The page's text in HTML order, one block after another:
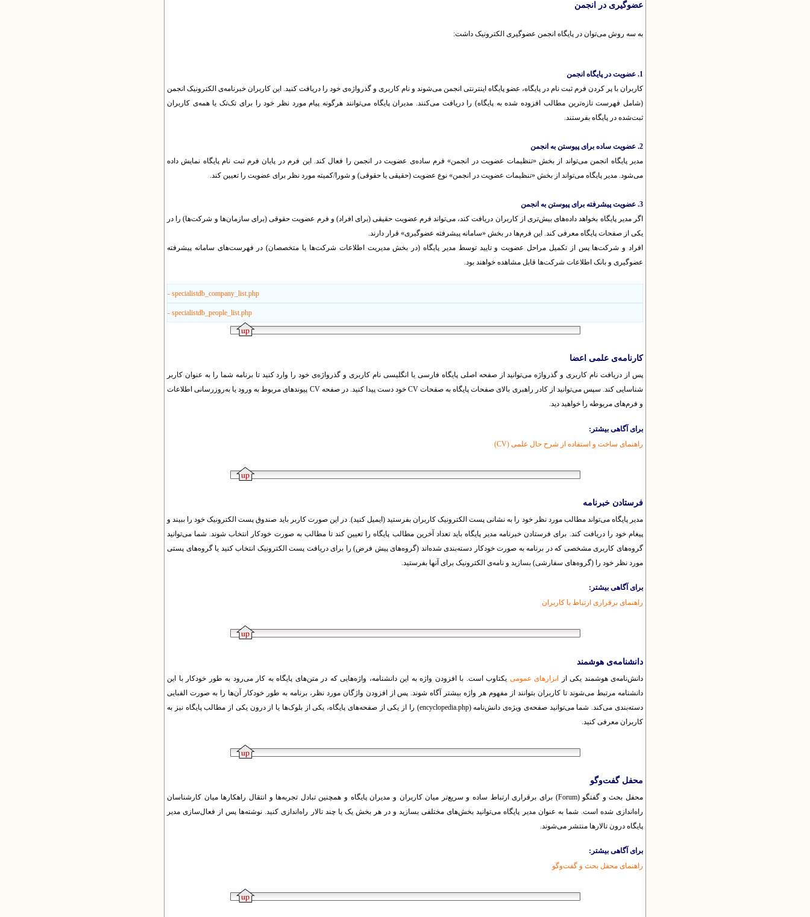
عضوگیری در انجمن
به سه روش می‌توان در پایگاه انجمن عضوگیری الکترونیک داشت:
1. عضویت در پایگاه انجمن
کاربران با پر کردن فرم ثبت نام در پایگاه، عضو پایگاه اینترنتی انجمن می‌شوند و نام کاربری و گذرواژه‌ی خود را دریافت کنید. این کاربران خبرنامه‌ی الکترونیک انجمن
(شامل فهرست تازه‌ترین مطالب افزوده شده به پایگاه) را دریافت می‌کنند. مدیران پایگاه می‌توانند هرگونه پیام مورد نظر خود را برای تک‌تک یا همه‌ی کاربران
ثبت‌شده در پایگاه بفرستند.
2. عضویت ساده برای پیوستن به انجمن
مدیر پایگاه انجمن می‌تواند از بخش «تنظیمات عضویت در انجمن» فرم ساده‌ی عضویت در انجمن را فعال کند. این فرم در پایان فرم ثبت نام پایگاه نمایش داده
می‌شود. مدیر پایگاه می‌تواند از بخش «تنظیمات عضویت در انجمن» نوع عضویت (حقیقی یا حقوقی) و شورا/کمیته مورد نظر براى عضویت را تعیین کند.
3. عضویت پیشرفته برای پیوستن به انجمن
اگر مدیر پایگاه بخواهد داده‌های بیش‌تری از کاربران دریافت کند، می‌تواند فرم عضویت حقیقی (برای افراد) و فرم عضویت حقوقی (برای سازمان‌ها و شرکت‌ها) را در
یکی از صفحات پایگاه معرفی کند. این فرم‌ها در بخش «سامانه پیشرفته عضوگیری» قرار دارند.
افراد و شرکت‌ها پس از تکمیل مراحل عضویت و تایید توسط مدیر پایگاه (در بخش مدیریت اطلاعات شرکت‌ها یا متخصصان) در فهرست‌های سامانه پیشرفته
عضوگیری و بانک اطلاعات شرکت‌ها قابل مشاهده خواهند بود.
- specialistdb_company_list.php
- specialistdb_people_list.php
کارنامه‌ی علمی اعضا
پس از دریافت نام کاربری و گذرواژه می‌توانید از صفحه اصلی پایگاه فارسی یا انگلیسی نام کاربری و گذرواژه‌ی خود را وارد کنید تا برنامه شما را به عنوان کاربر
شناسایی کند. سپس می‌توانید از کادر راهبری بالای صفحات پایگاه به صفحات CV خود دست پیدا کنید. در صفحه CV پیوندهای مربوط به ورود یا به‌روزرسانی اطلاعات
و فرم‌های مربوطه را خواهید دید.
برای آگاهی بیشتر:
راهنمای ساخت و استفاده از شرح حال علمی (CV)
فرستادن خبرنامه
مدیر پایگاه می‌تواند مطالب مورد نظر خود را به نشانی پست الکترونیک کاربران بفرستید (ایمیل کنید). در این صورت کاربر باید صندوق پست الکترونیک خود را ببیند و
پیغام خود را دریافت کند. برای فرستادن خبرنامه مدیر پایگاه باید تعداد آخرین مطالب پایگاه را تعیین کند تا مطالب به صورت خودکار انتخاب شوند. شما می‌توانید
گروه‌های کاربری مشخصی که در برنامه به صورت خودکار دسته‌بندی شده‌اند (گروه‌های پیش فرض) را برای دریافت پست الکترونیک انتخاب کنید یا گروه‌های پستی
مورد نظر خود را (گروه‌های سفارشی) بسازید و نامه‌ی الکترونیک برای آنها بفرستید.
برای آگاهی بیشتر:
راهنمای برقراری ارتباط با کاربران
دانشنامه‌ی هوشمند
دانش‌نامه‌ی هوشمند یکی از ابزارهای عمومی یکتاوب است. با افزودن واژه به این دانشنامه، واژه‌هایی که در متن‌های پایگاه به کار می‌رود به طور خودکار با این
دانشنامه مرتبط می‌شوند تا کاربران بتوانند از مفهوم هر واژه بیشتر آگاه شوند. پس از افزودن واژگان مورد نظر، برنامه به طور خودکار آن‌ها را به صورت الفبایی
دسته‌بندی می‌کند. شما می‌توانید صفحه‌ی ویژه‌ی دانش‌نامه (encyclopedia.php) را از یکی از صفحه‌های پایگاه، یکی از بلوک‌ها یا از درون یکی از مطالب پایگاه نیز به
کاربران معرفی کنید.
محفل گفت‌وگو
محفل بحث و گفتگو (Forum) برای برقراری ارتباط ساده و سریع‌تر میان کاربران و مدیران پایگاه و همچنین تبادل تجربه‌ها و انتقال راهکارها میان کارشناسان
راه‌اندازی شده است. شما به عنوان مدیر پایگاه می‌توانید بخش‌های مختلفی بسازید و در هر بخش یک یا چند تالار راه‌اندازی کنید. نوشته‌ها پس از فعال‌سازی مدیر
پایگاه درون تالارها منتشر می‌شوند.
برای آگاهی بیشتر:
راهنمای محفل بحث و گفت‌وگو